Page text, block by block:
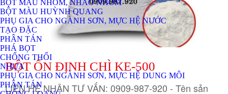
BỘT MÀU NHÔM, NHÃO NHÔM
BỘT MÀU HUỲNH QUANG
PHỤ GIA CHO NGÀNH SƠN, MỰC HỆ NƯỚC
TẠO ĐẶC
PHÂN TÁN
PHÁ BỌT
CHỐNG THỐI
NHỰA
PHỤ GIA CHO NGÀNH SƠN, MỰC HỆ DUNG MÔI
PHÂN TÁN
BỘT ỔN ĐỊNH CHÌ KE-500
LIÊN HỆ NHẬN TƯ VẤN: 0909-987-920 - Tên sản